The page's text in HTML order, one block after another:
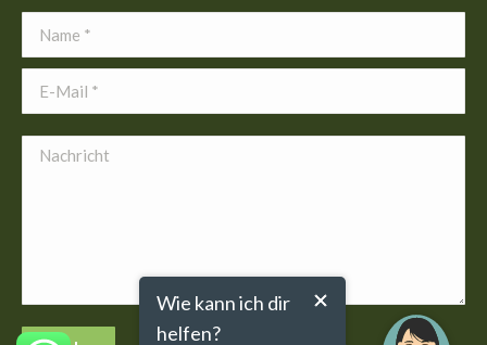
Name *
E-Mail *
Nachricht
Wie kann ich dir
helfen?